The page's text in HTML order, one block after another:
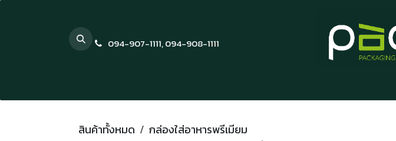
094-907-1111,094-908-1111
สินค้าทั้งหมด
กล่องใส่อาหารพรีเมียม